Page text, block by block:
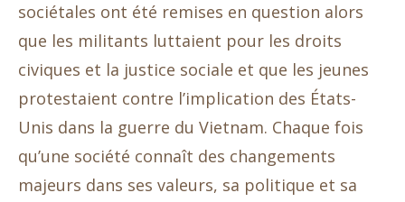
sociétales ont été remises en question alors
que les militants luttaient pour les droits
civiques et la justice sociale et que les jeunes
protestaient contre l’implication des États-
Unis dans la guerre du Vietnam. Chaque fois
qu’une société connaît des changements
majeurs dans ses valeurs, sa politique et sa